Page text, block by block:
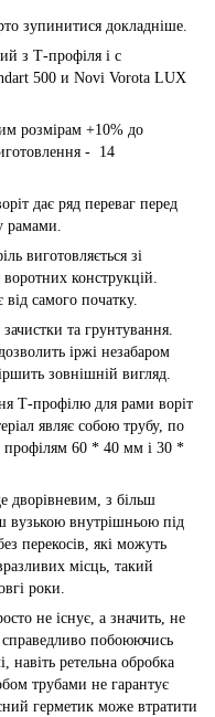
зупинитися докладніше.
з Т-профіля і с
500 и Novi Vorota LUX
розмірам +10% до
- 14
дає ряд переваг перед
рамами.
виготовляється зі
воротних конструкцій.
самого початку.
та грунтування.
іржі незабаром
зовнішній вигляд.
Т-профілю для рами воріт
являє собою трубу, по
профілям 60 * 40 мм і 30 *
дворівневим, з більш
вузькою внутрішньою під
перекосів, які можуть
місць, такий
роки.
не існує, а значить, не
побоюючись
навіть ретельна обробка
трубами не гарантує
герметик може втратити